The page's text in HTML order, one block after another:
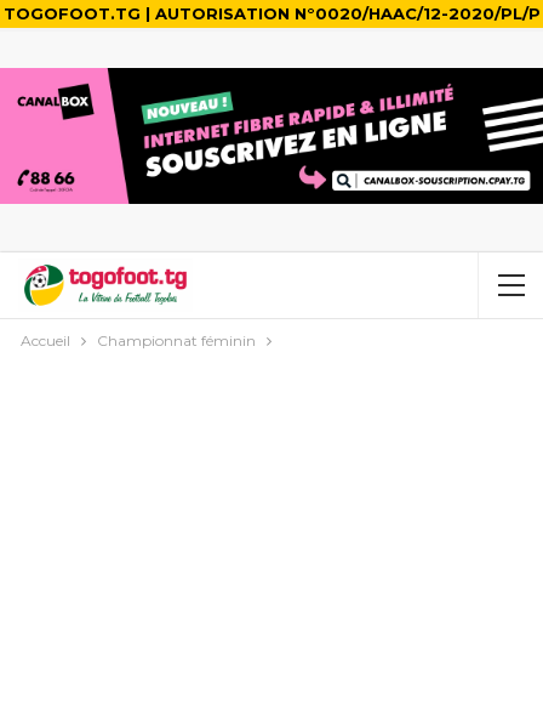
TOGOFOOT.TG | AUTORISATION N°0020/HAAC/12-2020/PL/P
Accueil Championnat féminin